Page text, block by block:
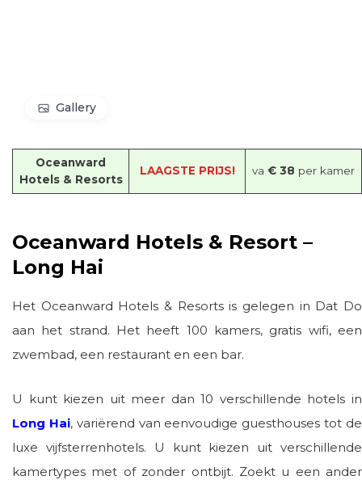
Gallery
Oceanward
Hotels & Resorts
LAAGSTE PRIJS! va € 38 per kamer
Oceanward Hotels & Resort –
Long Hai
Het Oceanward Hotels & Resorts is gelegen in Dat Do
aan het strand. Het heeft 100 kamers, gratis wifi, een
zwembad, een restaurant en een bar.
U kunt kiezen uit meer dan 10 verschillende hotels in
Long Hai, variërend van eenvoudige guesthouses tot de
luxe vijfsterrenhotels. U kunt kiezen uit verschillende
kamertypes met of zonder ontbijt. Zoekt u een ander